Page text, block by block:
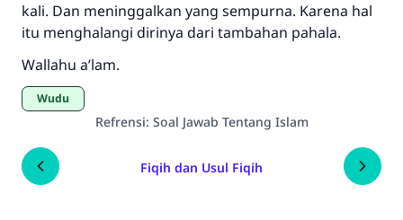
kali. Dan meninggalkan yang sempurna. Karena hal
itu menghalangi dirinya dari tambahan pahala.
Wallahu a’lam.
Wudu
Refrensi: Soal Jawab Tentang Islam
Fiqih dan Usul Fiqih